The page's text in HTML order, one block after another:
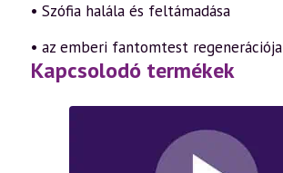
• Szófia halála és feltámadása
• az emberi fantomtest regenerációja
Kapcsolodó termékek